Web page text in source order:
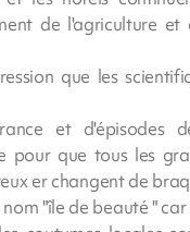
de l'agriculture et
que les
et d'épisodes
pour que tous les
er changent de
"île de beauté "